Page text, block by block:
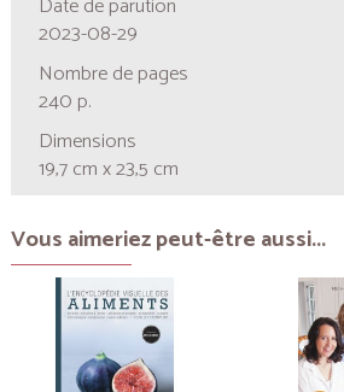
Date de parution
2023-08-29
Nombre de pages
240 p.
Dimensions
19,7 cm x 23,5 cm
Vous aimeriez peut-être aussi...